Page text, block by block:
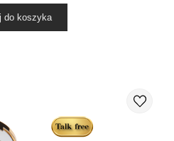
do koszyka